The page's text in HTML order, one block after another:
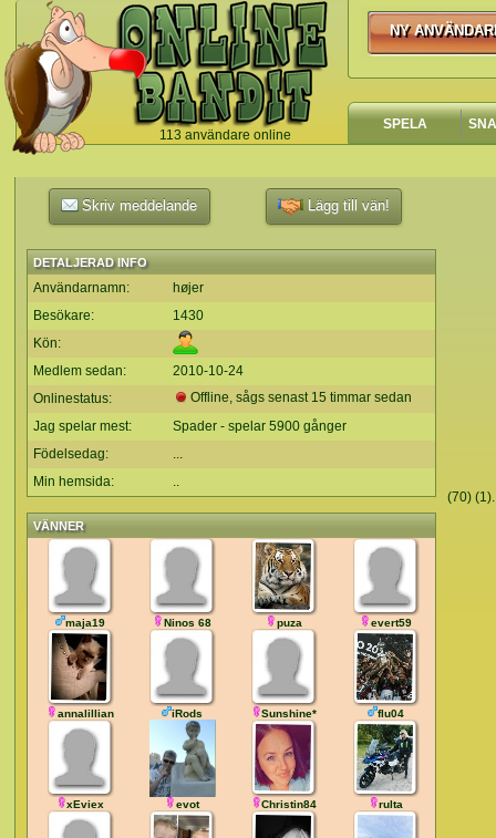
113 användare online
`
NY
NY
SPELA
Skriv meddelande Lägg till vän!
DETALJERAD INFO
Användarnamn:
højer
Besökare:
1430
Kön:
Medlem sedan:
2010-10-24
Onlinestatus:
Offline, sågs senast 15 timmar sedan
Jag spelar mest:
Spader - spelar 5900 gånger
Födelsedag:
...
Min hemsida:
..
VÄNNER
maja19 Ninos 68 puza evert59
annalillian iRods Sunshine* flu04
xEviex evot Christin84 rulta
(70) (1).